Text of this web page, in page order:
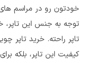
خودتون رو در مراسم
توجه به جنس این تاپر،
تاپر راحته. خرید تاپر
کیفیت این تاپر، بلکه